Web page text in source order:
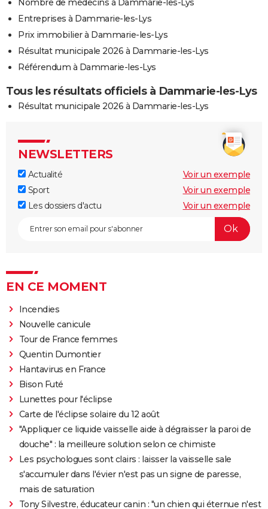
Entreprises à Dammarie-les-Lys
Prix immobilier à Dammarie-les-Lys
Résultat municipale 2026 à Dammarie-les-Lys
Référendum à Dammarie-les-Lys
Tous les résultats officiels à Dammarie-les-Lys
Résultat municipale 2026 à Dammarie-les-Lys
NEWSLETTERS
Actualité
Voir un exemple
Sport
Voir un exemple
Les dossiers d'actu
Voir un exemple
EN CE MOMENT
Incendies
Nouvelle canicule
Tour de France femmes
Quentin Dumontier
Hantavirus en France
Bison Futé
Lunettes pour l'éclipse
Carte de l'éclipse solaire du 12 août
"Appliquer ce liquide vaisselle aide à dégraisser la paroi de
douche" : la meilleure solution selon ce chimiste
Les psychologues sont clairs : laisser la vaisselle sale
s'accumuler dans l'évier n'est pas un signe de paresse,
mais de saturation
Tony Silvestre, éducateur canin : "un chien qui éternue n'est